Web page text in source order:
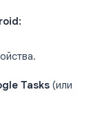
Tasks (или